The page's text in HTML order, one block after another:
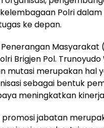
Polri
ke depan.
Masyarakat
Brigjen Pol. Trunoyudo
mutasi merupakan hal
sebagai bentuk
meningkatkan
promosi jabatan